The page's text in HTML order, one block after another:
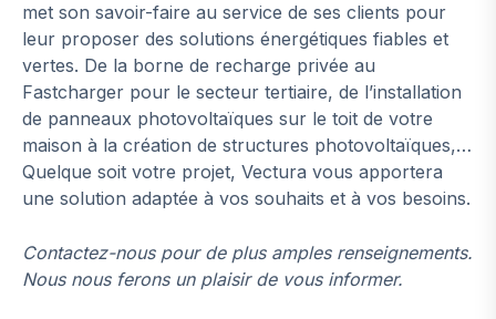
met son savoir-faire au service de ses clients pour
leur proposer des solutions énergétiques fiables et
vertes. De la borne de recharge privée au
Fastcharger pour le secteur tertiaire, de l’installation
de panneaux photovoltaïques sur le toit de votre
maison à la création de structures photovoltaïques,…
Quelque soit votre projet, Vectura vous apportera
une solution adaptée à vos souhaits et à vos besoins.
Contactez-nous pour de plus amples renseignements.
Nous nous ferons un plaisir de vous informer.